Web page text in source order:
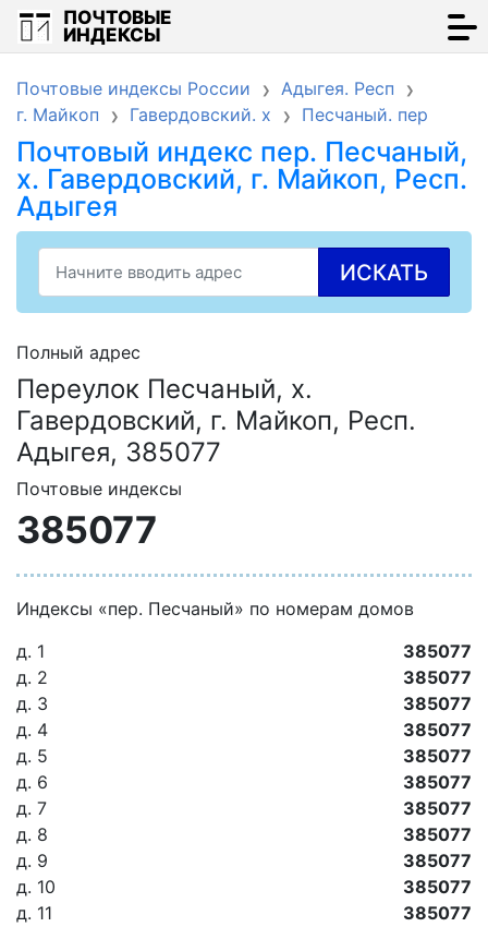
ПОЧТОВЫЕ
ИНДЕКСЫ
Почтовые индексы России
Адыгея. Респ
г. Майкоп
Гавердовский. х Песчаный. пер
Почтовый индекс пер. Песчаный,
х. Гавердовский, г. Майкоп, Респ.
Адыгея
ИСКАТЬ
Полный адрес
Переулок Песчаный, х.
Гавердовский, г. Майкоп, Респ.
Адыгея, 385077
Почтовые индексы
385077
Индексы «пер. Песчаный» по номерам домов
д. 1
385077
д. 2
385077
д. 3
385077
д. 4
385077
д. 5
385077
д. 6
385077
д. 7
385077
д. 8
385077
д. 9
385077
д. 10
385077
д. 11
385077